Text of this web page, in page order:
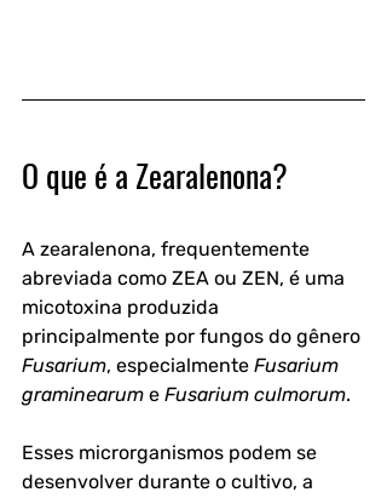
O que é a Zearalenona?
A zearalenona, frequentemente
abreviada como ZEA ou ZEN, é uma
micotoxina produzida
principalmente por fungos do gênero
Fusarium, especialmente Fusarium
graminearum e Fusarium culmorum.
Esses microrganismos podem se
desenvolver durante o cultivo, a